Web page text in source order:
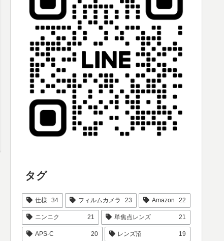
タグ
仕様 34 フィルムカメラ 23 Amazon 22
ニンニク 21 単焦点レンズ 21
APS-C 20 レンズ沼 19